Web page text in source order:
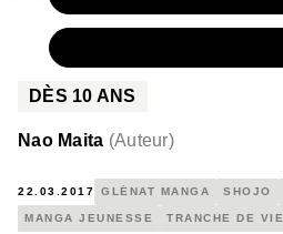
DÈS 10 ANS
Nao Maita (Auteur)
22.03.2017 GLÉNAT MANGA SHOJO
MANGA JEUNESSE TRANCHE DE VIE